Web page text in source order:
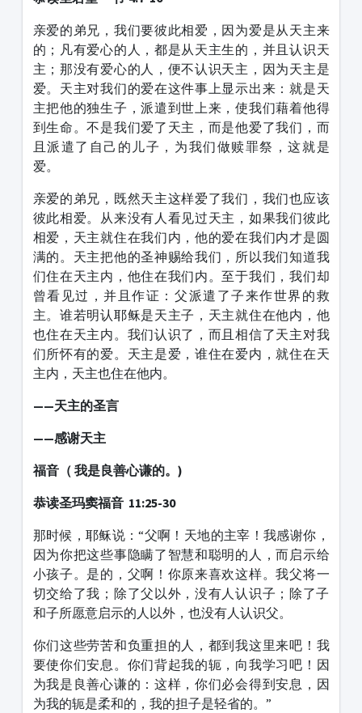
亲爱的弟兄，我们要彼此相爱，因为爱是从天主来
的；凡有爱心的人，都是从天主生的，并且认识天
主；那没有爱心的人，便不认识天主，因为天主是
爱。天主对我们的爱在这件事上显示出来：就是天
主把他的独生子，派遣到世上来，使我们藉着他得
到生命。不是我们爱了天主，而是他爱了我们，而
且派遣了自己的儿子，为我们做赎罪祭，这就是
爱。
亲爱的弟兄，既然天主这样爱了我们，我们也应该
彼此相爱。从来没有人看见过天主，如果我们彼此
相爱，天主就住在我们内，他的爱在我们内才是圆
满的。天主把他的圣神赐给我们，所以我们知道我
们住在天主内，他住在我们内。至于我们，我们却
曾看见过，并且作证：父派遣了子来作世界的救
主。谁若明认耶稣是天主子，天主就住在他内，他
也住在天主内。我们认识了，而且相信了天主对我
们所怀有的爱。天主是爱，谁住在爱内，就住在天
主内，天主也住在他内。
——天主的圣言
——感谢天主
福音（ 我是良善心谦的。)
恭读圣玛窦福音 11:25-30
那时候，耶稣说：“父啊！天地的主宰！我感谢你，
因为你把这些事隐瞒了智慧和聪明的人，而启示给
小孩子。是的，父啊！你原来喜欢这样。我父将一
切交给了我；除了父以外，没有人认识子；除了子
和子所愿意启示的人以外，也没有人认识父。
你们这些劳苦和负重担的人，都到我这里来吧！我
要使你们安息。你们背起我的轭，向我学习吧！因
为我是良善心谦的：这样，你们必会得到安息，因
为我的轭是柔和的，我的担子是轻省的。”